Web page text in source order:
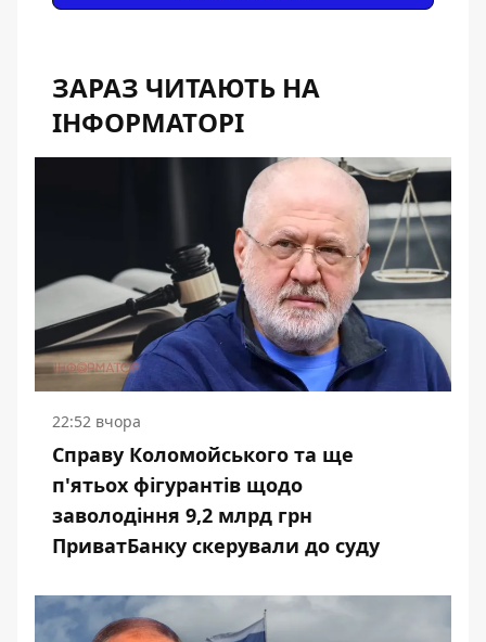
ЗАРАЗ ЧИТАЮТЬ НА
ІНФОРМАТОРІ
22:52 вчора
Справу Коломойського та ще
п'ятьох фігурантів щодо
заволодіння 9,2 млрд грн
ПриватБанку скерували до суду